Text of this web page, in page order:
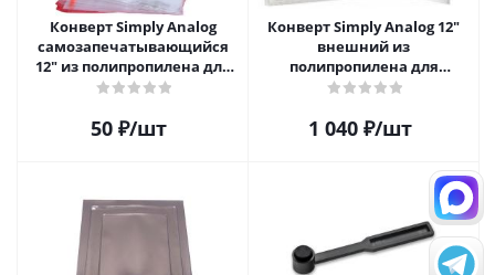
Конверт Simply Analog
самозапечатывающийся
12" из полипропилена для
пластинок
50 ₽/шт
Конверт Simply Analog 12"
внешний из
полипропилена для
пластинок (25шт)
1 040₽/шт